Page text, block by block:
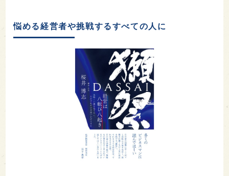
悩める経営者や挑戦するすべての人に